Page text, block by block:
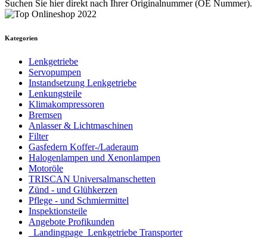
Suchen Sie hier direkt nach Ihrer Originalnummer (OE Nummer).
Kategorien
Lenkgetriebe
Servopumpen
Instandsetzung Lenkgetriebe
Lenkungsteile
Klimakompressoren
Bremsen
Anlasser & Lichtmaschinen
Filter
Gasfedern Koffer-/Laderaum
Halogenlampen und Xenonlampen
Motoröle
TRISCAN Universalmanschetten
Zünd - und Glühkerzen
Pflege - und Schmiermittel
Inspektionsteile
Angebote Profikunden
_Landingpage_Lenkgetriebe Transporter